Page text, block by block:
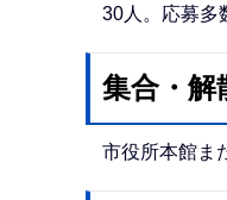
30人。応募多
集合・解
市役所本館ま